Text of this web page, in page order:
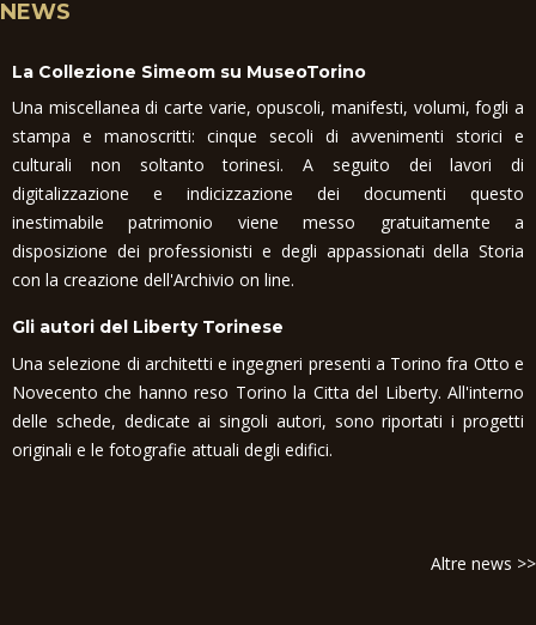
NEWS
La Collezione Simeom su MuseoTorino
Una miscellanea di carte varie, opuscoli, manifesti, volumi, fogli a
stampa e manoscritti: cinque secoli di avvenimenti storici e
culturali non soltanto torinesi. A seguito dei lavori di
digitalizzazione e indicizzazione dei documenti questo
inestimabile patrimonio viene messo gratuitamente a
disposizione dei professionisti e degli appassionati della Storia
con la creazione dell'Archivio on line.
Gli autori del Liberty Torinese
Una selezione di architetti e ingegneri presenti a Torino fra Otto e
Novecento che hanno reso Torino la Citta del Liberty. All'interno
delle schede, dedicate ai singoli autori, sono riportati i progetti
originali e le fotografie attuali degli edifici.
Altre news >>